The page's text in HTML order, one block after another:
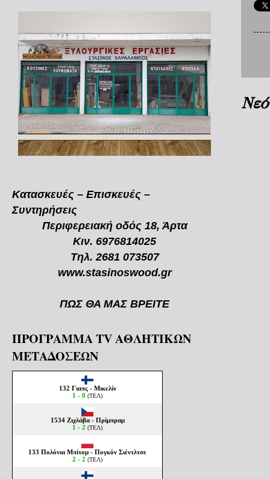
Κατασκευές – Επισκευές –
Συντηρήσεις
Περιφερειακή οδός 18, Άρτα
Κιν. 6976814025
Τηλ. 2681 073507
www.stasinoswood.gr
ΠΩΣ ΘΑ ΜΑΣ ΒΡΕΙΤΕ
ΠΡΟΓΡΑΜΜΑ TV ΑΘΛΗΤΙΚΩΝ
ΜΕΤΑΔΟΣΕΩΝ